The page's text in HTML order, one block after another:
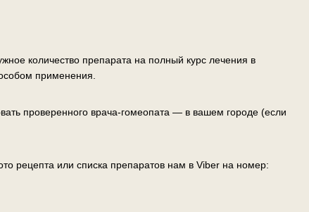
количество препарата на полный курс лечения в
применения.
проверенного врача-гомеопата — в вашем городе (если
рецепта или списка препаратов нам в Viber на номер: